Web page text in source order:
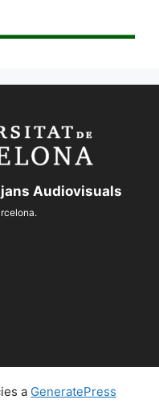
Audiovisuals
a GeneratePress